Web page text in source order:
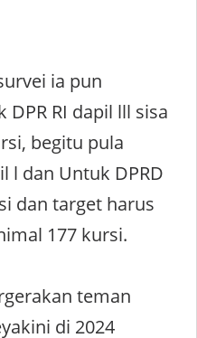
ia pun
RI dapil lll sisa
begitu pula
l dan Untuk DPRD
dan target harus
177 kursi.
teman
di 2024